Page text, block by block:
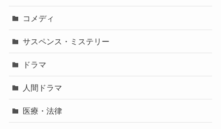
コメディ
サスペンス・ミステリー
ドラマ
人間ドラマ
医療・法律